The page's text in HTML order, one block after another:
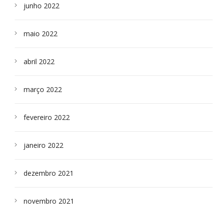
junho 2022
maio 2022
abril 2022
março 2022
fevereiro 2022
janeiro 2022
dezembro 2021
novembro 2021